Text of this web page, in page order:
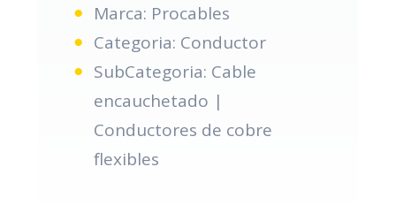
Marca: Procables
Categoria: Conductor
SubCategoria: Cable
encauchetado |
Conductores de cobre
flexibles